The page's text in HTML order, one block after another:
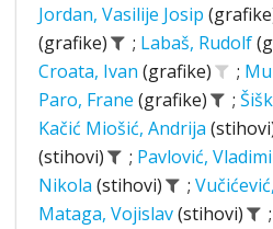
Jordan, Vasilije Josip
(grafike)
; Labaš, Rudolf
Croata, Ivan (grafike) ;
Paro, Frane (grafike) ;
Kačić Miošić, Andrija
(stihovi)
; Pavlović,
Nikola (stihovi) ;
Mataga, Vojislav(stihovi) ;